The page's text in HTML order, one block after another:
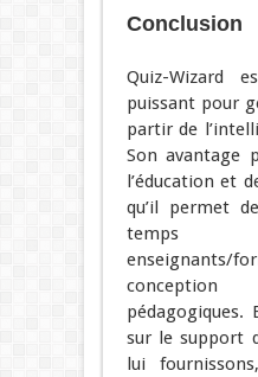
Conclusion
Quiz-Wizard
puissant pour
partir de
Son avantage
l’éducation et
qu’il permet
enseignants/
pédagogiques.
sur le support
lui